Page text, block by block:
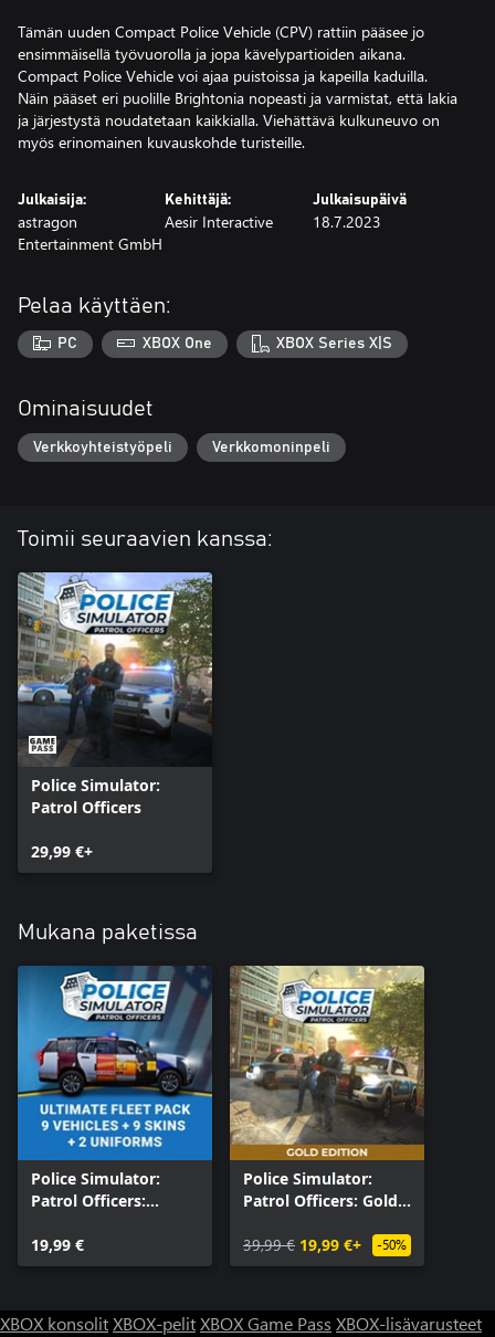
Tämän uuden Compact Police Vehicle (CPV) rattiin pääsee jo
ensimmäisellä työvuorolla ja jopa kävelypartioiden aikana.
Compact Police Vehicle voi ajaa puistoissa ja kapeilla kaduilla.
Näin pääset eri puolille Brightonia nopeasti ja varmistat, että lakia
ja järjestystä noudatetaan kaikkialla. Viehättävä kulkuneuvo on
myös erinomainen kuvauskohde turisteille.
Julkaisija:
astragon
Entertainment GmbH
Kehittäjä:
Aesir Interactive
Julkaisupäivä
18.7.2023
Pelaa käyttäen:
PC XBOX One XBOX Series X|S
Ominaisuudet
Verkkoyhteistyöpeli Verkkomoninpeli
Toimii seuraavien kanssa:
Police Simulator:
Patrol Officers
29,99 €+
Mukana paketissa
Police Simulator:
Patrol Officers:
19,99 €
Police Simulator:
Patrol Officers: Gold
39,99 € 19,99 €+ -50%
XBOX konsolitXBOX-pelitXBOX Game Pass XBOX-lisävarusteet